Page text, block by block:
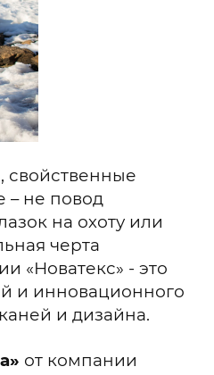
свойственные
– не повод
на охоту или
черта
«Новатекс» - это
и инновационного
и дизайна.
от компании